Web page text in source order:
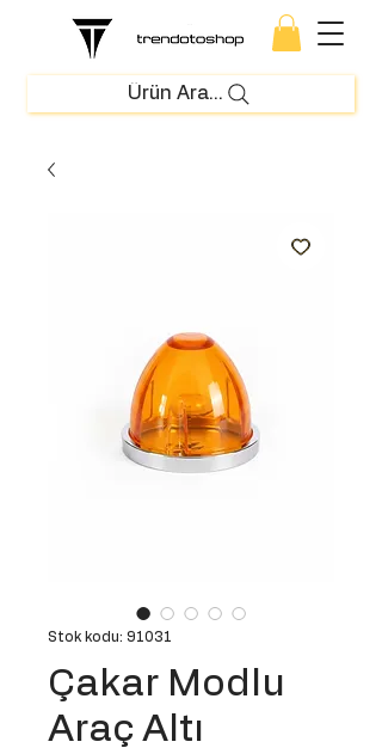
Ürün Ara...
Stok kodu: 91031
Çakar Modlu
Araç Altı